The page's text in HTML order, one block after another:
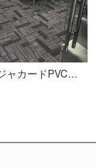
LIQIUジャカードPVCブロック綴り絨毯客間茶何ソファー日本式子供寝室畳畳畳畳畳畳畳畳畳畳畳畳畳畳畳畳畳畳畳畳畳畳畳畳畳畳畳畳環境保護業務用オフィス絨毯LND-05（PVC底背）1平方メートル/4錠価格（片50 x 50 cm）